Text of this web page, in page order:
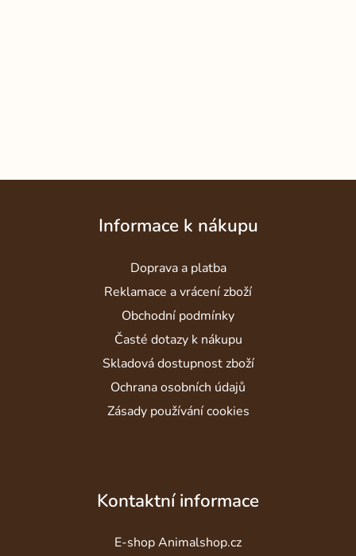
Informace k nákupu
Doprava a platba
Reklamace a vrácení zboží
Obchodní podmínky
Časté dotazy k nákupu
Skladová dostupnost zboží
Ochrana osobních údajů
Zásady používání cookies
Kontaktní informace
E-shop Animalshop.cz